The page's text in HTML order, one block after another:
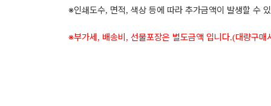
※인쇄도수, 면적, 색상 등에 따라 추가금액이 발생할 수
※부가세 , 배송비 , 선물포장은 별도금액 입니다.(대량구매